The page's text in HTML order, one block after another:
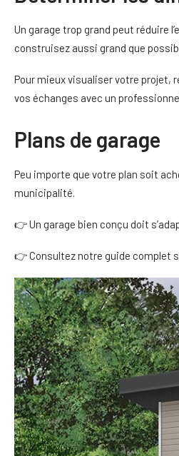
Un garage trop grand peut réduire
construisez aussi grand que
Pour mieux visualiser votre projet,
vos échanges avec un
Plans de garage
Peu importe que votre plan soit
municipalité.
👉 Un garage bien conçu doit
👉 Consultez notre guide complet